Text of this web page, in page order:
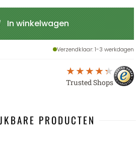
In winkelwagen
Verzendklaar: 1-3 werkdagen
Trusted Shops
PRODUCTEN